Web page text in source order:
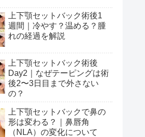
上下顎セットバック術後1
週間｜冷やす？温める？腫
れの経過を解説
上下顎セットバック術後
Day2｜なぜテーピングは術
後2〜3日目まで外さない
の？
上下顎セットバックで鼻の
形は変わる？｜鼻唇角
（NLA）の変化について